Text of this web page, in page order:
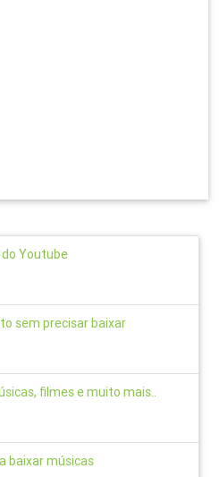
Youtube
sem precisar baixar
filmes e muito mais..
baixar músicas